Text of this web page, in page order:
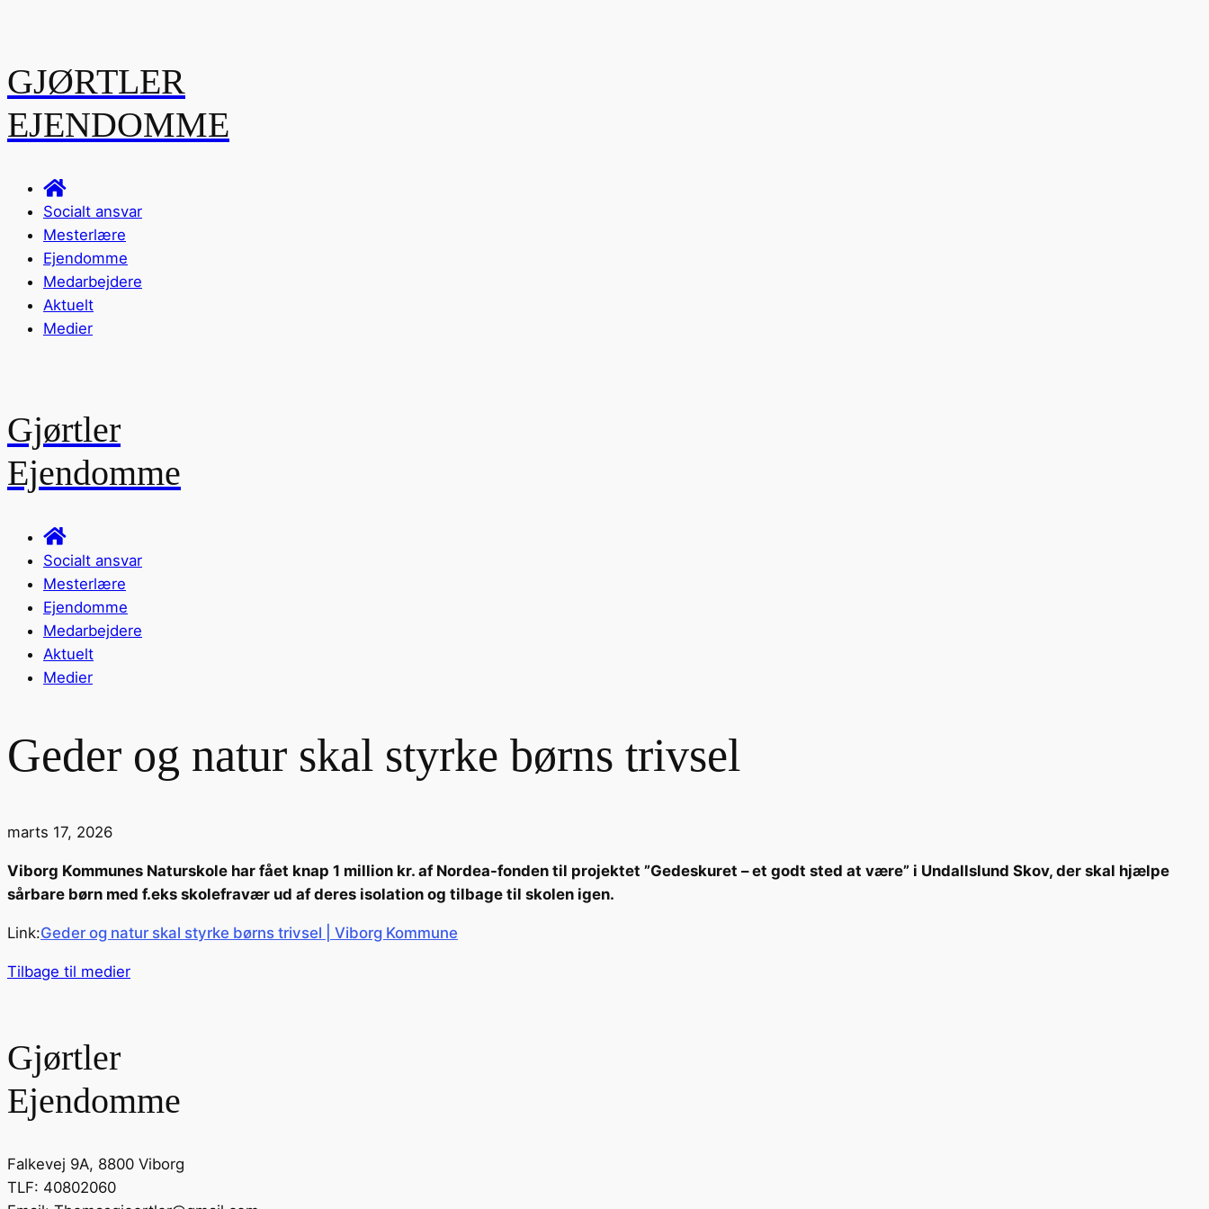
GJØRTLER
EJENDOMME
Socialt ansvar
Mesterlære
Ejendomme
Medarbejdere
Aktuelt
Medier
Gjørtler
Ejendomme
Socialt ansvar
Mesterlære
Ejendomme
Medarbejdere
Aktuelt
Medier
Geder og natur skal styrke børns trivsel
marts 17, 2026
Viborg Kommunes Naturskole har fået knap 1 million kr. af Nordea-fonden til projektet ”Gedeskuret – et godt sted at være” i Undallslund Skov, der skal hjælpe
sårbare børn med f.eks skolefravær ud af deres isolation og tilbage til skolen igen.
Link:Geder og natur skal styrke børns trivsel | Viborg Kommune
Tilbage til medier
Gjørtler
Ejendomme
Falkevej 9A, 8800 Viborg
TLF: 40802060